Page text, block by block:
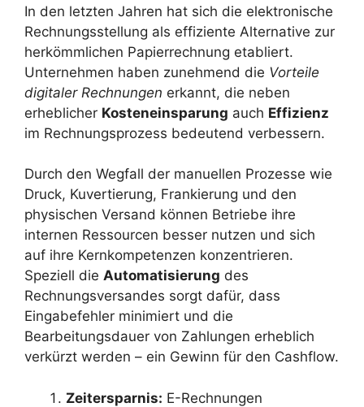
In den letzten Jahren hat sich die elektronische
Rechnungsstellung als effiziente Alternative zur
herkömmlichen Papierrechnung etabliert.
Unternehmen haben zunehmend die Vorteile
digitaler Rechnungen erkannt, die neben
erheblicher Kosteneinsparung auch Effizienz
im Rechnungsprozess bedeutend verbessern.
Durch den Wegfall der manuellen Prozesse wie
Druck, Kuvertierung, Frankierung und den
physischen Versand können Betriebe ihre
internen Ressourcen besser nutzen und sich
auf ihre Kernkompetenzen konzentrieren.
Speziell die Automatisierung des
Rechnungsversandes sorgt dafür, dass
Eingabefehler minimiert und die
Bearbeitungsdauer von Zahlungen erheblich
verkürzt werden – ein Gewinn für den Cashflow.
Zeitersparnis: E-Rechnungen